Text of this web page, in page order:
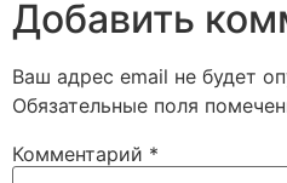
Добавить
Ваш адрес email не будет
Обязательные поля
Комментарий *